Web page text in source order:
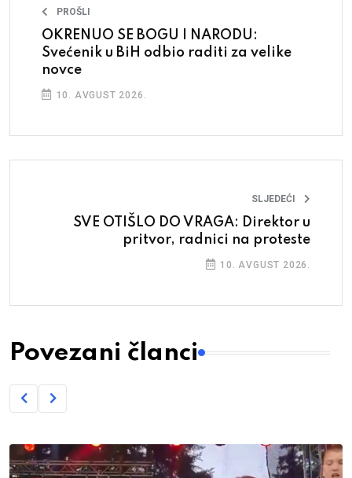
PROŠLI
OKRENUO SE BOGU I NARODU:
Svećenik u BiH odbio raditi za velike
novce
10. AVGUST 2026.
SLJEDEĆI
SVE OTIŠLO DO VRAGA: Direktor u
pritvor, radnici na proteste
10. AVGUST 2026.
Povezani članci